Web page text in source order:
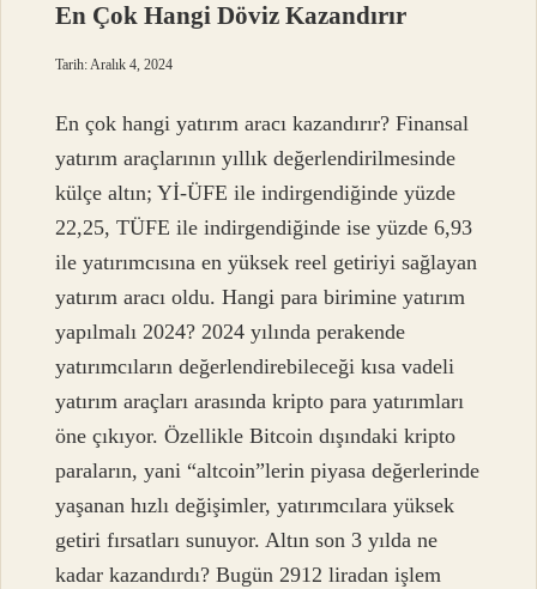
En Çok Hangi Döviz Kazandırır
Tarih: Aralık 4, 2024
En çok hangi yatırım aracı kazandırır? Finansal
yatırım araçlarının yıllık değerlendirilmesinde
külçe altın; Yİ-ÜFE ile indirgendiğinde yüzde
22,25, TÜFE ile indirgendiğinde ise yüzde 6,93
ile yatırımcısına en yüksek reel getiriyi sağlayan
yatırım aracı oldu. Hangi para birimine yatırım
yapılmalı 2024? 2024 yılında perakende
yatırımcıların değerlendirebileceği kısa vadeli
yatırım araçları arasında kripto para yatırımları
öne çıkıyor. Özellikle Bitcoin dışındaki kripto
paraların, yani “altcoin”lerin piyasa değerlerinde
yaşanan hızlı değişimler, yatırımcılara yüksek
getiri fırsatları sunuyor. Altın son 3 yılda ne
kadar kazandırdı? Bugün 2912 liradan işlem